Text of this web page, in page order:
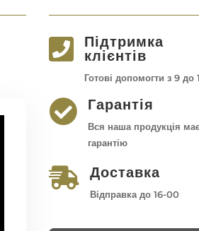

Підтримка
клієнтів
Готові допомогти з 9 до
 Гарантія
Вся наша продукція
гарантію
 Доставка
Відправка до 16-00